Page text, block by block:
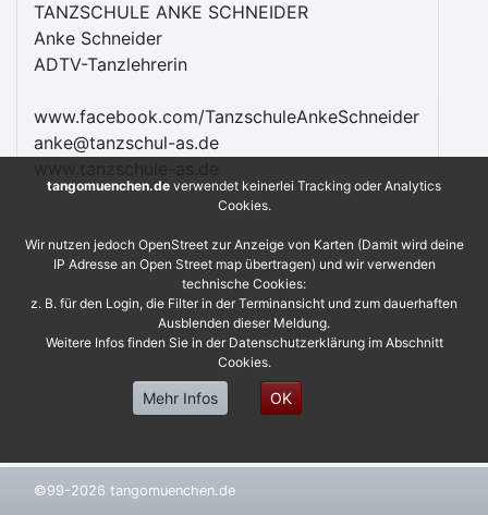
TANZSCHULE ANKE SCHNEIDER
Anke Schneider
ADTV-Tanzlehrerin
www.facebook.com/TanzschuleAnkeSchneider
anke@tanzschul-as.de
©99-2026 tangomuenchen.de
tangomuenchen.de verwendet keinerlei Tracking oder Analytics
Cookies.
Wir nutzen jedoch OpenStreet zur Anzeige von Karten (Damit wird deine
IP Adresse an Open Street map übertragen) und wir verwenden
technische Cookies:
z. B. für den Login, die Filter in der Terminansicht und zum dauerhaften
Ausblenden dieser Meldung.
Weitere Infos finden Sie in der Datenschutzerklärung im Abschnitt
Cookies.
Mehr Infos OK